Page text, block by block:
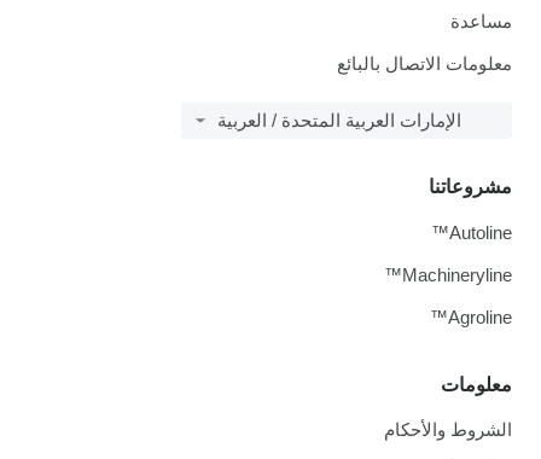
مساعدة
معلومات الاتصال بالبائع
الإمارات العربية المتحدة / العربية
معلومات
الشروط والأحكام
مشروعاتنا
Autoline™
Machineryline™
Agroline™